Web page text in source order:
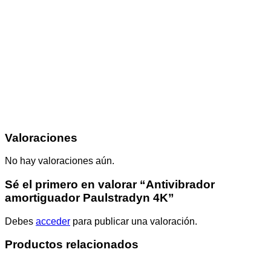
Valoraciones
No hay valoraciones aún.
Sé el primero en valorar “Antivibrador
amortiguador Paulstradyn 4K”
Debes acceder para publicar una valoración.
Productos relacionados